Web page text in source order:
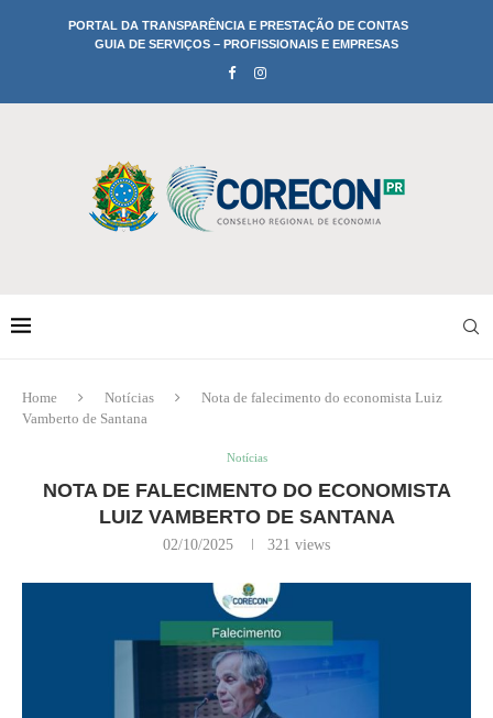
PORTAL DA TRANSPARÊNCIA E PRESTAÇÃO DE CONTAS
GUIA DE SERVIÇOS – PROFISSIONAIS E EMPRESAS
Home Notícias
Nota de falecimento do economista Luiz
Vamberto de Santana
Notícias
NOTA DE FALECIMENTO DO ECONOMISTA
LUIZ VAMBERTO DE SANTANA
02/10/2025 321 views